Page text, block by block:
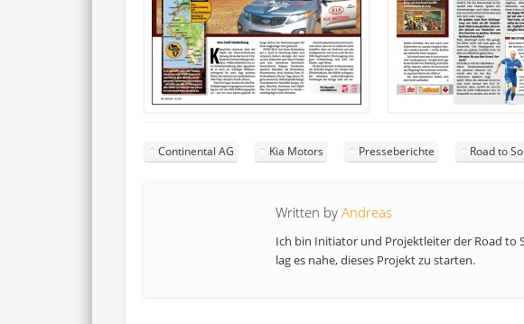
Continental AG Kia Motors Presseberichte Road to
Written by Andreas
Ich bin Initiator und Projektleiter der Road to
lag es nahe, dieses Projekt zu starten.